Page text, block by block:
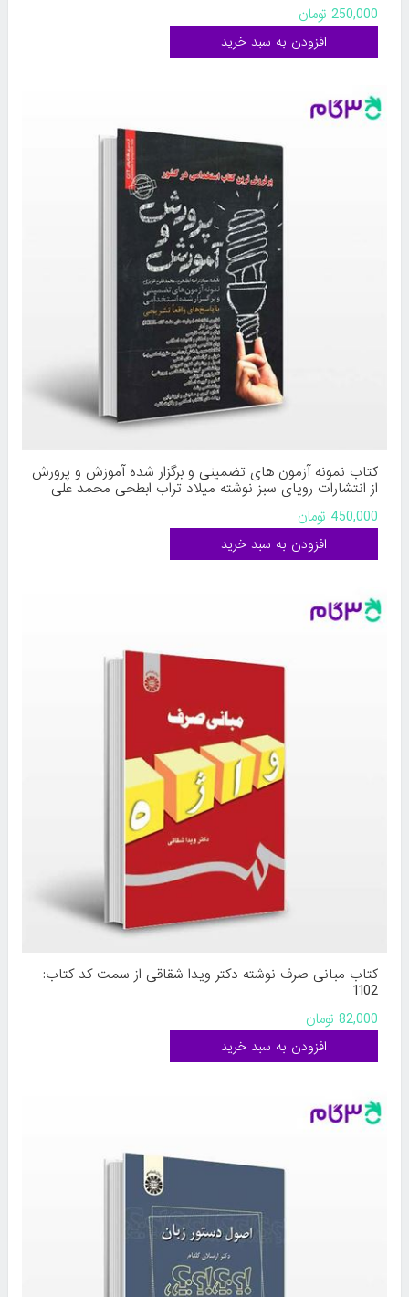
250,000 تومان
کتاب نمونه آزمون های تضمینی و برگزار شده آموزش و پرورش
از انتشارات رویای سبز نوشته میلاد تراب ابطحی محمد علی
عزیزی
450,000 تومان
کتاب مبانی صرف نوشته دکتر ویدا شقاقی از سمت کد کتاب:
1102
82,000 تومان